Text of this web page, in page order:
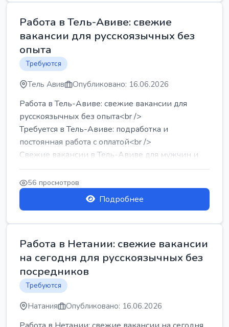
Работа в Тель-Авиве: свежие
вакансии для русскоязычных без
опыта
Требуются
Тель Авив Опубликовано: 16.06.2026
Работа в Тель-Авиве: свежие вакансии для
русскоязычных без опыта<br />
Требуется в Тель-Авиве: подработка и
постоянная работа с оплатой<br />
Свежие вакансии в Тель-Авиве для мужчин и
женщин от хозя...
56 просмотров
Подробнее
Работа в Нетании: свежие вакансии
на сегодня для русскоязычных без
посредников
Требуются
Натания Опубликовано: 16.06.2026